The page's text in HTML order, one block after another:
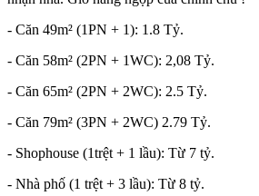
- Căn 49m² (1PN + 1): 1.8 Tỷ.
- Căn 58m² (2PN + 1WC): 2,08 Tỷ.
- Căn 65m² (2PN + 2WC): 2.5 Tỷ.
- Căn 79m² (3PN + 2WC) 2.79 Tỷ.
- Shophouse (1trệt + 1 lầu): Từ 7 tỷ.
- Nhà phố (1 trệt + 3 lầu): Từ 8 tỷ.